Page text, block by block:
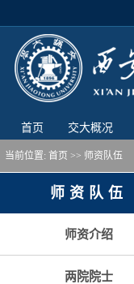
首页 交大概况
当前位置: 首页 >> 师资队伍
师资队伍
师资介绍
两院院士